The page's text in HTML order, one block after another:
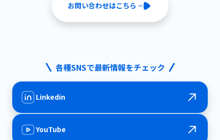
お問い合わせはこちら
各種SNSで最新情報をチェック
Linkedin
YouTube